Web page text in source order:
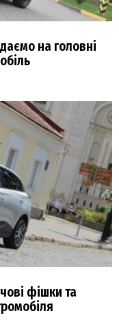
на головні
фішки та